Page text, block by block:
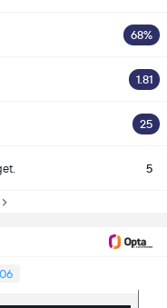
68%
1.81
25
5